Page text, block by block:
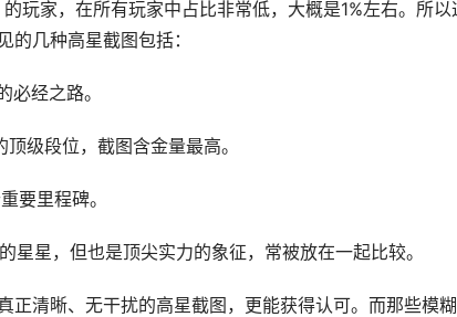
玩家，在所有玩家中占比非常低，大概是1%左右。所以
几种高星截图包括：
经之路。
级段位，截图含金量最高。
要里程碑。
星星，但也是顶尖实力的象征，常被放在一起比较。
正清晰、无干扰的高星截图，更能获得认可。而那些模